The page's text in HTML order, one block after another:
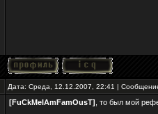
Дата: Среда, 12.12.2007, 22:41 |
[FuCkMeIAmFamOusT] , то был мой